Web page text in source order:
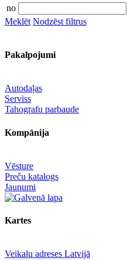
no
Meklēt Nodzēst filtrus
Pakalpojumi
Autodaļas
Serviss
Tahografu parbaude
Kompānija
Vēsture
Preču katalogs
Jaunumi
Kartes
Veikalu adreses Latvijā